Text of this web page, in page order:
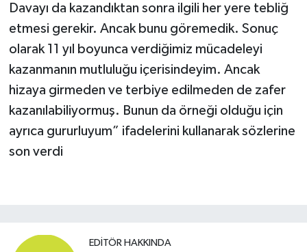
Davayı da kazandıktan sonra ilgili her yere tebliğ
etmesi gerekir. Ancak bunu göremedik. Sonuç
olarak 11 yıl boyunca verdiğimiz mücadeleyi
kazanmanın mutluluğu içerisindeyim. Ancak
hizaya girmeden ve terbiye edilmeden de zafer
kazanılabiliyormuş. Bunun da örneği olduğu için
ayrıca gururluyum” ifadelerini kullanarak sözlerine
son verdi
EDITÖR HAKKINDA